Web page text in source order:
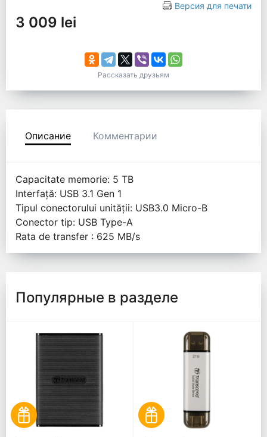
Версия для печати
3 009 lei
Рассказать друзьям
Описание Комментарии
Capacitate memorie: 5 TB
Interfață: USB 3.1 Gen 1
Tipul conectorului unității: USB3.0 Micro-B
Conector tip: USB Type-A
Rata de transfer : 625 MB/s
Популярные в разделе